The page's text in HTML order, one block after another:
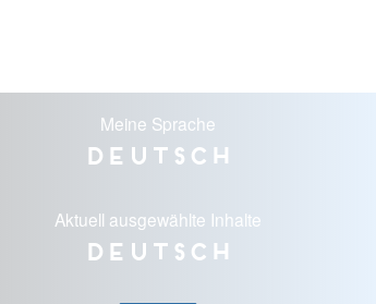
Meine Sprache
Deutsch
Aktuell ausgewählte Inhalte
Deutsch